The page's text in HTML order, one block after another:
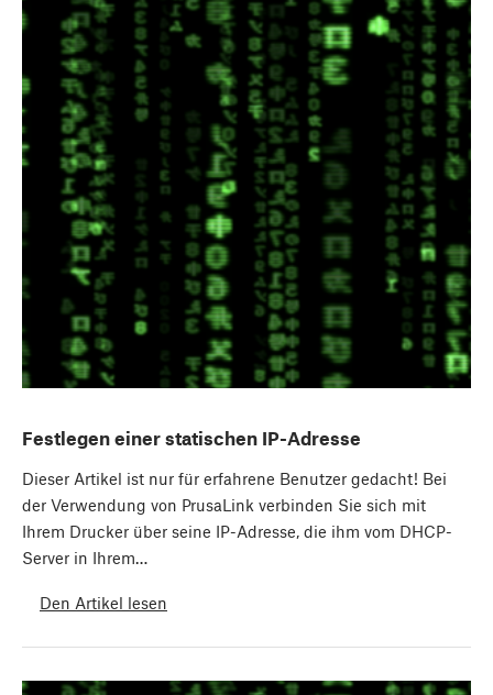
Festlegen einer statischen IP-Adresse
Dieser Artikel ist nur für erfahrene Benutzer gedacht! Bei
der Verwendung von PrusaLink verbinden Sie sich mit
Ihrem Drucker über seine IP-Adresse, die ihm vom DHCP-
Server in Ihrem…
Den Artikel lesen